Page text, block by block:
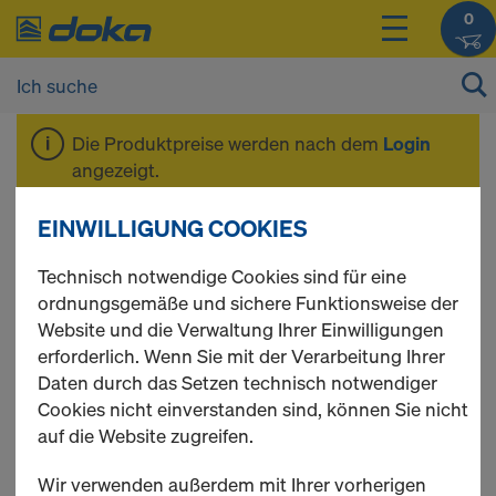
0
Die Produktpreise werden nach dem Login
angezeigt.
Bautreppenturm
In dieser Kategorie finden Sie eine Vielzahl Ringlock
Paketen, die Ihren Bedürfnissen entsprechen könnten.
Um eine detaillierte Übersicht und weitere
Informationen zu erhalten, klicken Sie bitte hier.
10 Produkte gefunden
EINWILLIGUNG COOKIES
Technisch notwendige Cookies sind für eine
ordnungsgemäße und sichere Funktionsweise der
Website und die Verwaltung Ihrer Einwilligungen
erforderlich. Wenn Sie mit der Verarbeitung Ihrer
Daten durch das Setzen technisch notwendiger
Cookies nicht einverstanden sind, können Sie nicht
auf die Website zugreifen.
Wir verwenden außerdem mit Ihrer vorherigen